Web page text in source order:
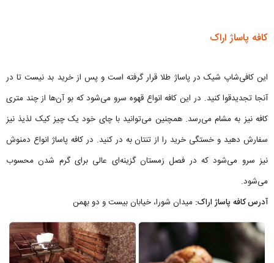
کافه پاساژ اراک
این کافی‌شاپ شیک در پاساژ طلا قرار گرفته است و پس از خرید بد نیست تا در
آنجا تجدیدقوا کنید. در این کافه انواع قهوه سرو می‌شود که بو آن‌ها از چند متری
کافه نیز به مشام می‌رسد. همچنین می‌توانید با چای خود یک چیز کیک لذیذ نیز
سفارش دهید و خستگی خرید را از تنتان به در کنید. در کافه پاساژ انواع دمنوش
نیز سرو می‌شود که در فصل زمستان گزینه‌ای عالی برای گرم شدن محسوب
می‌شود.
آدرس کافه پاساژ اراک: میدان شورا، خیابان بیست و دو بهمن